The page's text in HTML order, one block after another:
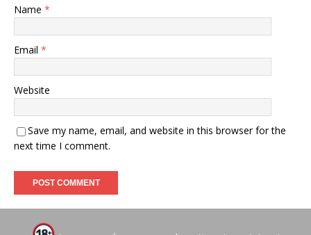
Name *
Email *
Website
Save my name, email, and website in this browser for the
next time I comment.